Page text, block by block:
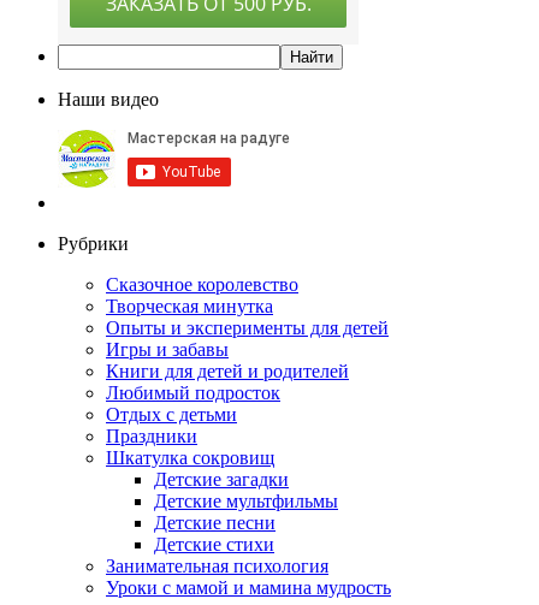
Наши видео
Рубрики
Сказочное королевство
Творческая минутка
Опыты и эксперименты для детей
Игры и забавы
Книги для детей и родителей
Любимый подросток
Отдых с детьми
Праздники
Шкатулка сокровищ
Детские загадки
Детские мультфильмы
Детские песни
Детские стихи
Занимательная психология
Уроки с мамой и мамина мудрость